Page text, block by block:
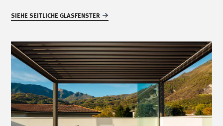
SIEHE SEITLICHE GLASFENSTER